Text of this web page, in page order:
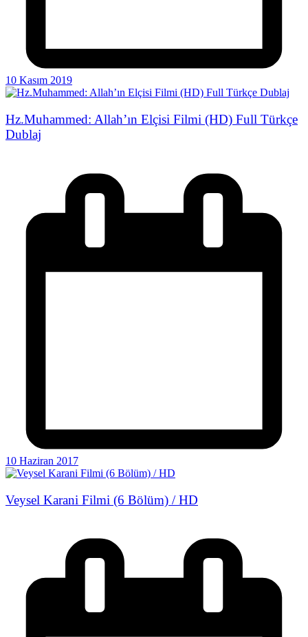
10 Kasım 2019
Hz.Muhammed: Allah’ın Elçisi Filmi (HD) Full Türkçe
Dublaj
10 Haziran 2017
Veysel Karani Filmi (6 Bölüm) / HD